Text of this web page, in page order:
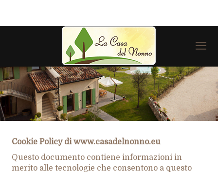
Cookie Policy di www.casadelnonno.eu
Questo documento contiene informazioni in
merito alle tecnologie che consentono a questo